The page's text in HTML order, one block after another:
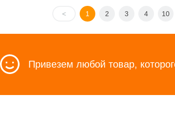
< 1 2 3 4 10
Привезем любой товар,